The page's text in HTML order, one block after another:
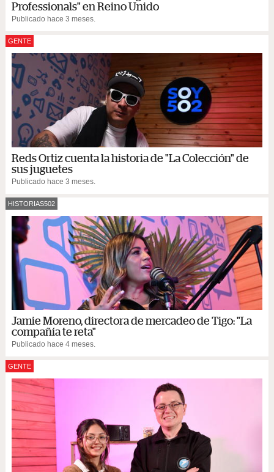
Professionals" en Reino Unido
Publicado hace 3 meses.
GENTE
Reds Ortiz cuenta la historia de "La Colección" de
sus juguetes
Publicado hace 3 meses.
HISTORIAS502
Jamie Moreno, directora de mercadeo de Tigo: "La
compañía te reta"
Publicado hace 4 meses.
GENTE